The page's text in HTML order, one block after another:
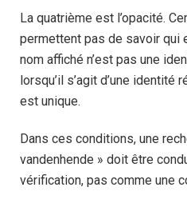
La quatrième est l’opacité.
permettent pas de savoir qui
nom affiché n’est pas une
lorsqu’il s’agit d’une identité
est unique.
Dans ces conditions, une
vandenhende » doit être
vérification, pas comme une